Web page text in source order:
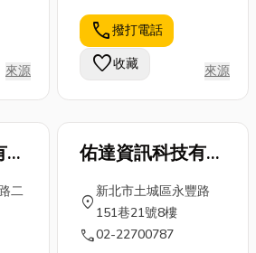
來源
call撥打電話
favorite收藏 來源
二
佑達資訊科技有限
公司
location_on
新北市土城區永豐路
151巷21號8樓
call02-22700787